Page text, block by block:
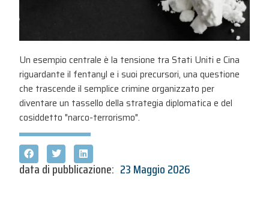
Un esempio centrale è la tensione tra Stati Uniti e Cina
riguardante il fentanyl e i suoi precursori, una questione
che trascende il semplice crimine organizzato per
diventare un tassello della strategia diplomatica e del
cosiddetto "narco-terrorismo".
data di pubblicazione: 23 Maggio 2026